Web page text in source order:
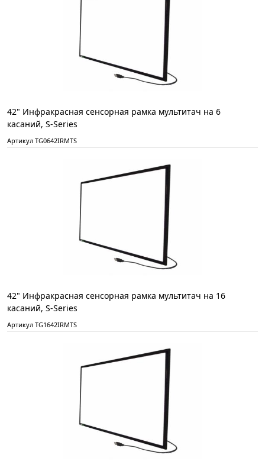
42" Инфракрасная сенсорная рамка мультитач на 6
касаний, S-Series
Артикул TG0642IRMTS
42" Инфракрасная сенсорная рамка мультитач на 16
касаний, S-Series
Артикул TG1642IRMTS